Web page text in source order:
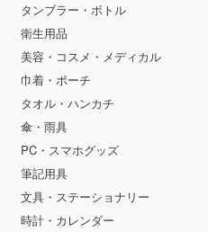
タンブラー・ボトル
衛生用品
美容・コスメ・メディカル
巾着・ポーチ
タオル・ハンカチ
傘・雨具
PC・スマホグッズ
筆記用具
文具・ステーショナリー
時計・カレンダー